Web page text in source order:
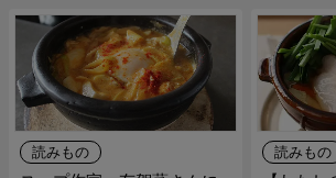
読みもの 読みもの